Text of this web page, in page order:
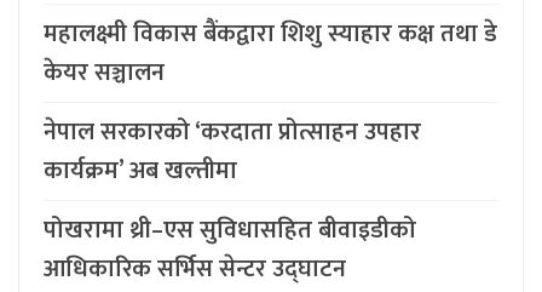
महालक्ष्मी विकास बैंकद्वारा शिशु स्याहार कक्ष तथा डे
केयर सञ्चालन
नेपाल सरकारको ‘करदाता प्रोत्साहन उपहार
कार्यक्रम’ अब खल्तीमा
पोखरामा थ्री–एस सुविधासहित बीवाइडीको
आधिकारिक सर्भिस सेन्टर उद्घाटन